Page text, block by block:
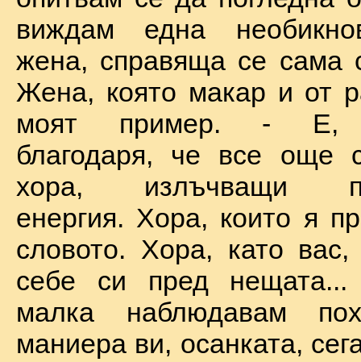
виждам една
жена, справяща се сама
Жена, която макар и от
моят пример. - Е,
благодаря, че все още
хора, излъчващи
енергия. Хора, които я
словото. Хора, като
себе си пред
малка наблюдавам
маниера ви, осанката,